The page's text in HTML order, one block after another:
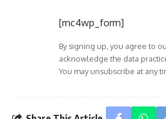
[mc4wp_form]
By signing up, you agree to
acknowledge the data
You may unsubscribe at any